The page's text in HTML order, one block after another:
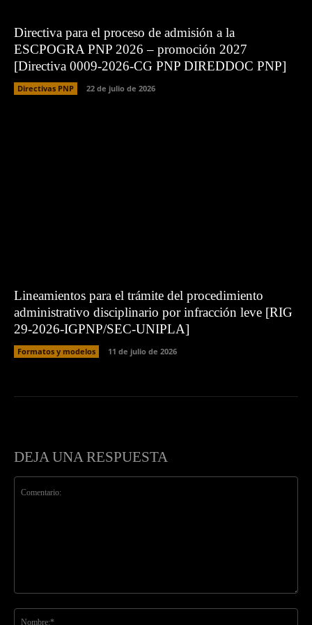
Directiva para el proceso de admisión a la
ESCPOGRA PNP 2026 – promoción 2027
[Directiva 0009-2026-CG PNP DIREDDOC PNP]
Directivas PNP 22 de julio de 2026
Lineamientos para el trámite del procedimiento
administrativo disciplinario por infracción leve [RIG
29-2026-IGPNP/SEC-UNIPLA]
Formatos y modelos 11 de julio de 2026
DEJA UNA RESPUESTA